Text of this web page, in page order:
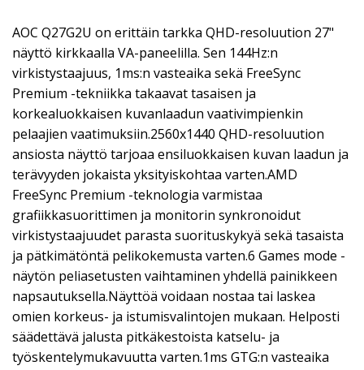
AOC Q27G2U on erittäin tarkka QHD-resoluution 27"
näyttö kirkkaalla VA-paneelilla. Sen 144Hz:n
virkistystaajuus, 1ms:n vasteaika sekä FreeSync
Premium -tekniikka takaavat tasaisen ja
korkealuokkaisen kuvanlaadun vaativimpienkin
pelaajien vaatimuksiin.2560x1440 QHD-resoluution
ansiosta näyttö tarjoaa ensiluokkaisen kuvan laadun ja
terävyyden jokaista yksityiskohtaa varten.AMD
FreeSync Premium -teknologia varmistaa
grafiikkasuorittimen ja monitorin synkronoidut
virkistystaajuudet parasta suorituskykyä sekä tasaista
ja pätkimätöntä pelikokemusta varten.6 Games mode -
näytön peliasetusten vaihtaminen yhdellä painikkeen
napsautuksella.Näyttöä voidaan nostaa tai laskea
omien korkeus- ja istumisvalintojen mukaan. Helposti
säädettävä jalusta pitkäkestoista katselu- ja
työskentelymukavuutta varten.1ms GTG:n vasteaika